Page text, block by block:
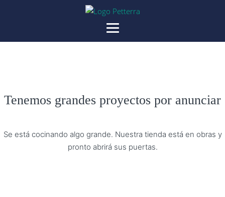
Tenemos grandes proyectos por anunciar
Se está cocinando algo grande. Nuestra tienda está en obras y
pronto abrirá sus puertas.